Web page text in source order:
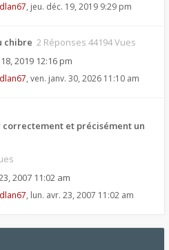
dlan67, jeu. déc. 19, 2019 9:29 pm
chibre 2 Réponses 44194 Vues
2019 12:16 pm
dlan67, ven. janv. 30, 2026 11:10 am
correctement et précisément un
2007 11:02 am
dlan67, lun. avr. 23, 2007 11:02 am